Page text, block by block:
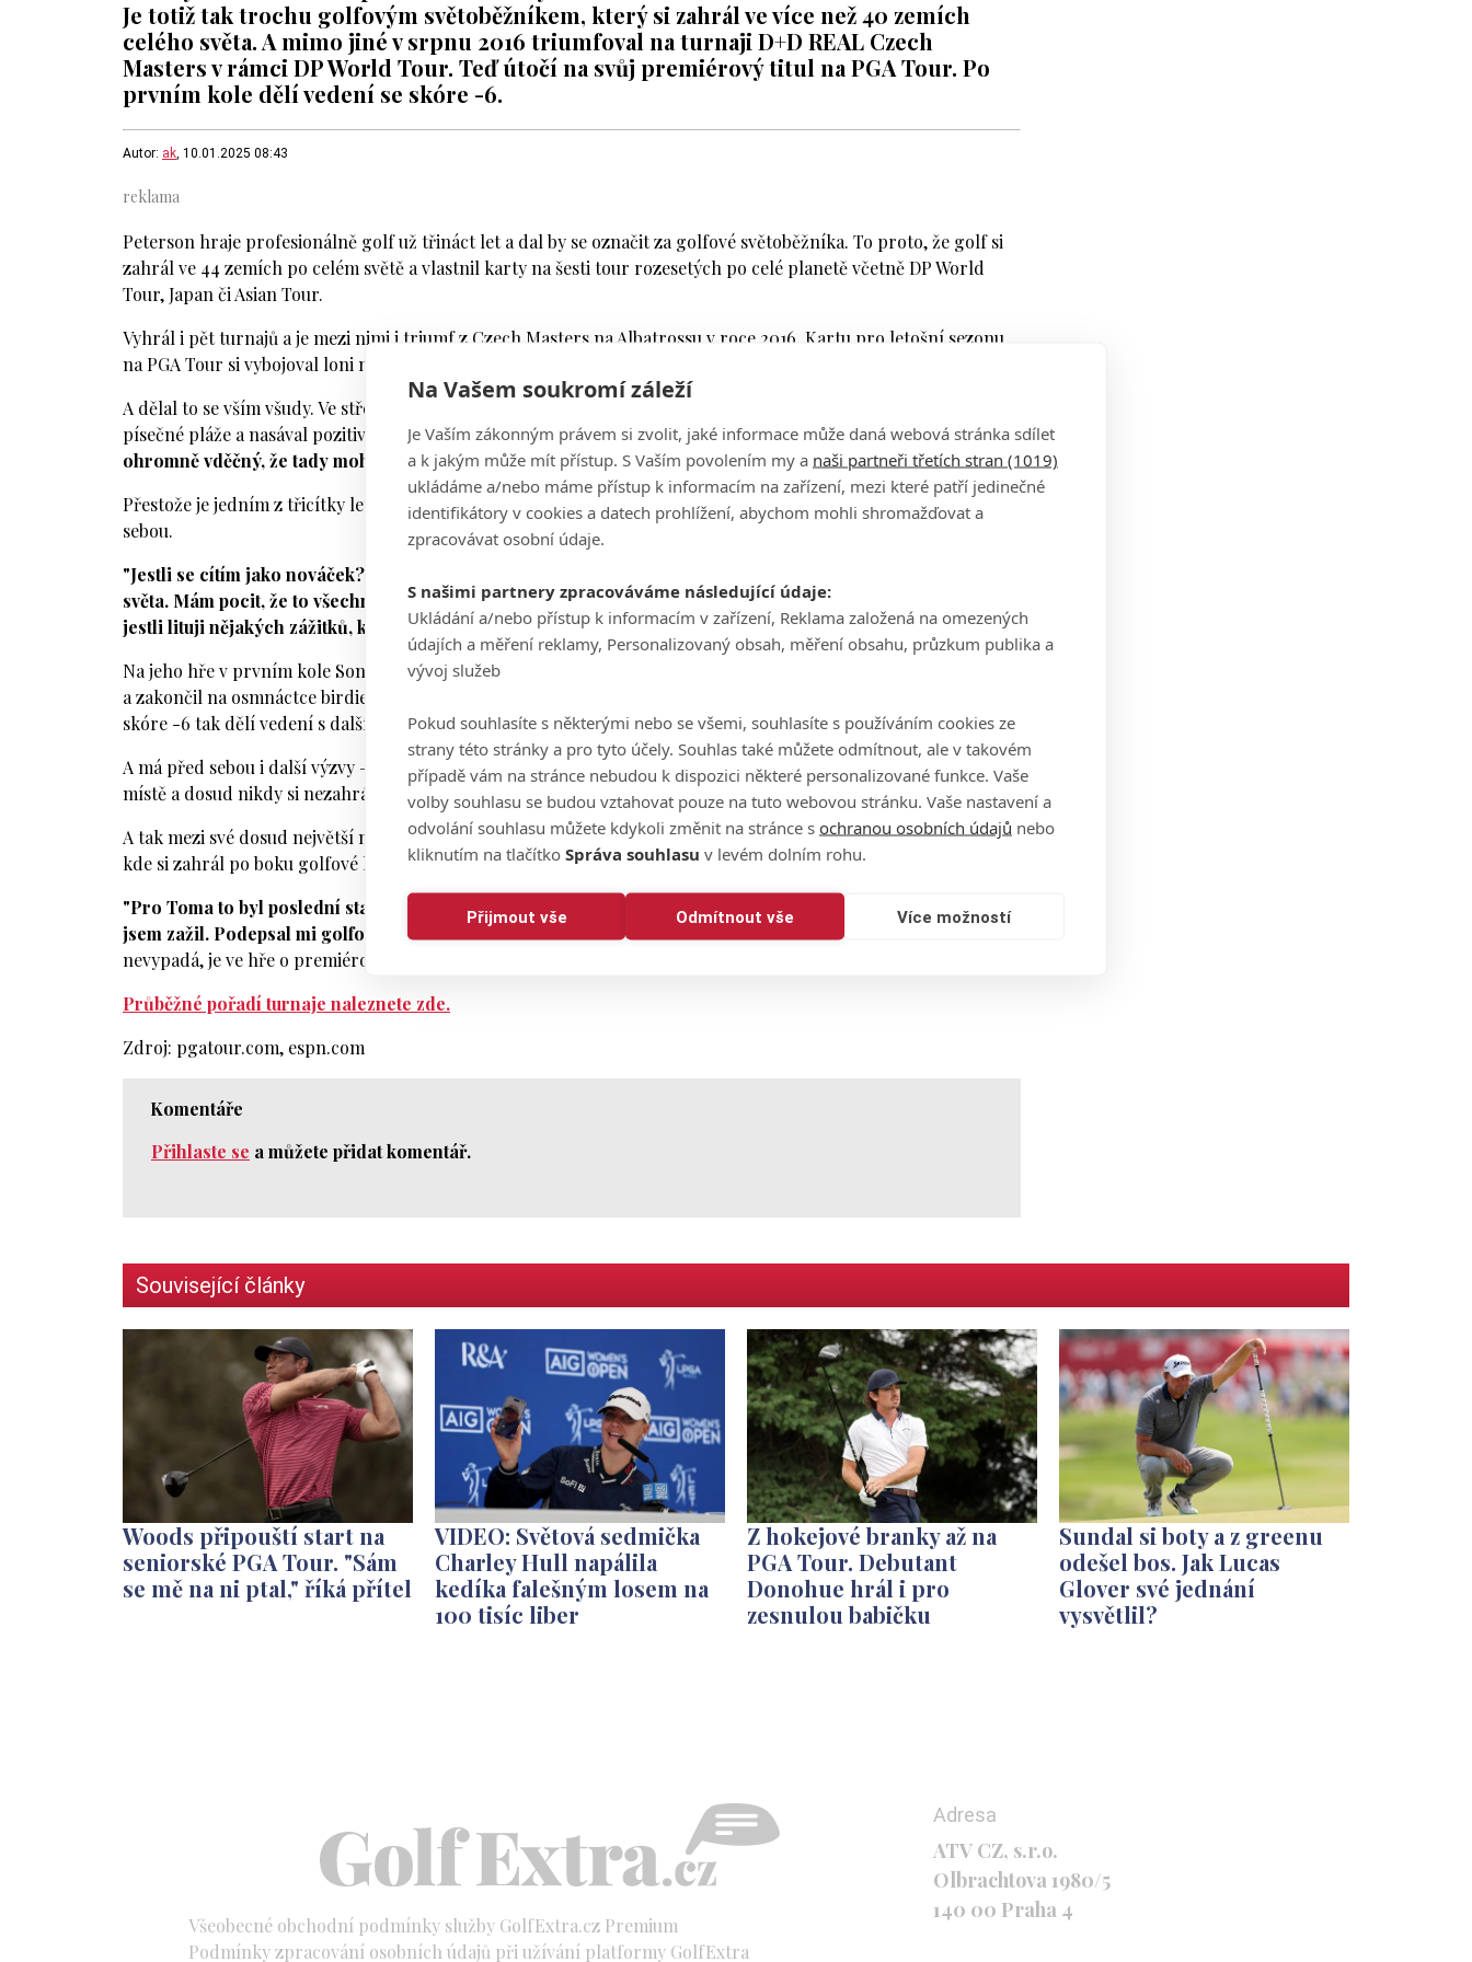
Na Vašem soukromí záleží
Je Vaším zákonným právem si zvolit, jaké informace může daná webová stránka sdílet
a k jakým může mít přístup. S Vaším povolením my a naši partneři třetích stran (1019)
ukládáme a/nebo máme přístup k informacím na zařízení, mezi které patří jedinečné
identifikátory v cookies a datech prohlížení, abychom mohli shromažďovat a
zpracovávat osobní údaje.
S našimi partnery zpracováváme následující údaje:
Ukládání a/nebo přístup k informacím v zařízení, Reklama založená na omezených
údajích a měření reklamy, Personalizovaný obsah, měření obsahu, průzkum publika a
vývoj služeb
Pokud souhlasíte s některými nebo se všemi, souhlasíte s používáním cookies ze
strany této stránky a pro tyto účely. Souhlas také můžete odmítnout, ale v takovém
případě vám na stránce nebudou k dispozici některé personalizované funkce. Vaše
volby souhlasu se budou vztahovat pouze na tuto webovou stránku. Vaše nastavení a
odvolání souhlasu můžete kdykoli změnit na stránce s ochranou osobních údajů nebo
kliknutím na tlačítko Správa souhlasu v levém dolním rohu.
Přijmout vše Odmítnout vše Více možností
Je totiž tak trochu golfovým světoběžníkem, který si zahrál ve více než 40 zemích
celého světa. A mimo jiné v srpnu 2016 triumfoval na turnaji D+D REAL Czech
Masters v rámci DP World Tour. Teď útočí na svůj premiérový titul na PGA Tour. Po
prvním kole dělí vedení se skóre -6.
Autor: ak, 10.01.2025 08:43
Peterson hraje profesionálně golf už třináct let a dal by se označit za golfové světoběžníka. To proto, že golf si
zahrál ve 44 zemích po celém světě a vlastnil karty na šesti tour rozesetých po celé planetě včetně DP World
Tour, Japan či Asian Tour.
Vyhrál i pět turnajů a je mezi nimi i triumf z Czech Masters na Albatrossu v roce 2016. Kartu pro letošní sezonu
na PGA Tour si vybojoval loni na Korn Ferry Tour, a tak si mohl vychutnávat svůj první start sezony na Havaji.
A dělal to se vším všudy. Ve středu ráno před turnajem vyrazil na severní pobřeží ostrova Oahu, užíval si slunce,
písečné pláže a nasával pozitivní energii."Strávil jsem tam dvě hodiny, procházel se naboso v písku a byl jsem
ohromně vděčný, že tady mohu být,"přiznal Peterson.
Přestože je jedním z třicítky letošních nováčků na PGA Tour, úplně se tak necítí. I vzhledem k tomu, co už má za
sebou.
"Jestli se cítím jako nováček? To ne. Hodně jsem cestoval. Odehrál jsem hodně golfu na mnoha místech
světa. Mám pocit, že to všechno mi pomohlo se dostat až sem. Jestli bych si přál, abych tu byl dřív? Ano. Ale
jestli lituji nějakých zážitků, které jsem během své cesty prožil? To ne," vyznal se 36letý Američan.
Na jeho hře v prvním kole Sony Open nebyla nějaká nováčkovská tréma znát ani trochu. Kolo zahájil ne jedničce
a zakončil na osmnáctce birdie. A mezi tím přidal sice i dvě bogey, ale také další čtyři birdie a jeden eagle. Se
skóre -6 tak dělí vedení s dalšími pěti hráči.
A má před sebou i další výzvy – poprvé se dostat do první stovky světového žebříčku. Zatím byl nejvýš na 120.
místě a dosud nikdy si nezahrál na majoru.
A tak mezi své dosud největší momenty vedle svých turnajových vítězství řadí i start na KLM Open v roce 2015,
kde si zahrál po boku golfové legendy Toma Watsona.
"Pro Toma to byl poslední start na evropské tour a hráli jsme spolu v neděli ve flightu. Bylo to to nejlepší, co
jsem zažil. Podepsal mi golfový míček,"
prozradil Peterson. Teď jako nováček, kterým se úplně necítí a ani tak
nevypadá, je ve hře o premiérový titul na PGA Tour.
Průběžné pořadí turnaje naleznete zde.
Zdroj: pgatour.com, espn.com
Komentáře
Přihlaste se a můžete přidat komentář.
Související články
Woods připouští start na
seniorské PGA Tour. "Sám
se mě na ni ptal," říká přítel
VIDEO: Světová sedmička
Charley Hull napálila
kedíka falešným losem na
100 tisíc liber
Z hokejové branky až na
PGA Tour. Debutant
Donohue hrál i pro
zesnulou babičku
Sundal si boty a z greenu
odešel bos. Jak Lucas
Glover své jednání
vysvětlil?
Všeobecné obchodní podmínky služby GolfExtra.cz Premium
Podmínky zpracování osobních údajů při užívání platformy GolfExtra
Adresa
ATV CZ, s.r.o.
Olbrachtova 1980/5
140 00 Praha 4